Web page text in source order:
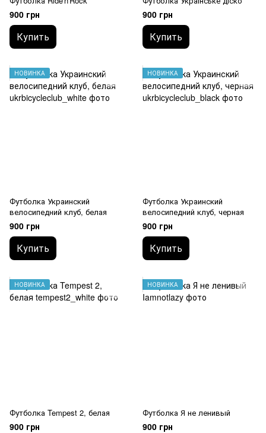
900 грн
Купить
900 грн
Купить
НОВИНКА
Футболка Украинский
велосипедний клуб, белая
900 грн
Купить
НОВИНКА
Футболка Украинский
велосипедний клуб, черная
900 грн
Купить
НОВИНКА
Футболка Tempest 2, белая
900 грн
НОВИНКА
Футболка Я не ленивый
900 грн